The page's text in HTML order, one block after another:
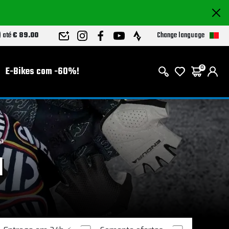
até€ 89.00 Change language
E-Bikes com -60%! 0